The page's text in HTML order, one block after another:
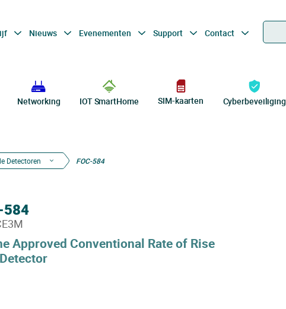
Nieuws Evenementen Support Contact
Networking IOT SmartHome SIM-kaarten Cyberbeveiliging
Detectoren FOC-584
Approved Conventional Rate of Rise
584